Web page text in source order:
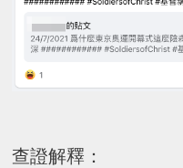
查證解釋：